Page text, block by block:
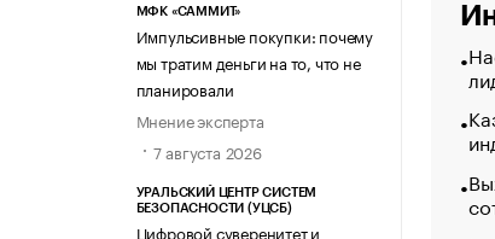
МФК «САММИТ»
Импульсивные покупки: почему
мы тратим деньги на то, что не
планировали
Мнение эксперта
7 августа 2026
УРАЛЬСКИЙ ЦЕНТР СИСТЕМ
БЕЗОПАСНОСТИ (УЦСБ)
Цифровой суверенитет и